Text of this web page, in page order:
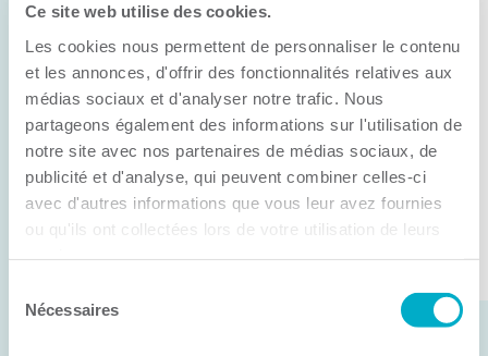
Ce site web utilise des cookies.
Les cookies nous permettent de personnaliser le contenu
et les annonces, d'offrir des fonctionnalités relatives aux
médias sociaux et d'analyser notre trafic. Nous
partageons également des informations sur l'utilisation de
notre site avec nos partenaires de médias sociaux, de
publicité et d'analyse, qui peuvent combiner celles-ci
avec d'autres informations que vous leur avez fournies
ou qu'ils ont collectées lors de votre utilisation de leurs
Nécessaires
Anick Métivier devient le nouveau
président de la CCI3R
C’est lors de son assemblée générale annuelle
tenue hier que la Chambre de commerce et
d’industries de ...